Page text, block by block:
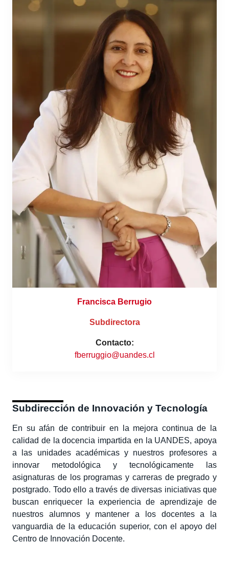
Francisca Berrugio
Subdirectora
Contacto:
fberruggio@uandes.cl
Subdirección de Innovación y Tecnología
En su afán de contribuir en la mejora continua de la
calidad de la docencia impartida en la UANDES, apoya
a las unidades académicas y nuestros profesores a
innovar metodológica y tecnológicamente las
asignaturas de los programas y carreras de pregrado y
postgrado. Todo ello a través de diversas iniciativas que
buscan enriquecer la experiencia de aprendizaje de
nuestros alumnos y mantener a los docentes a la
vanguardia de la educación superior, con el apoyo del
Centro de Innovación Docente.